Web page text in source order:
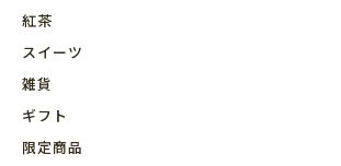
紅茶
スイーツ
雑貨
ギフト
限定商品